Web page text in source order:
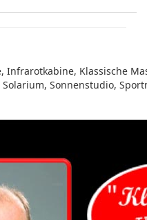
Infrarotkabine, Klassische
Sonnenstudio,